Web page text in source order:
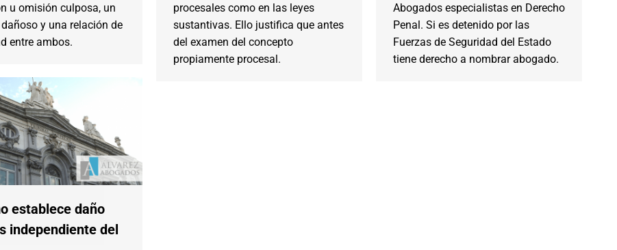
u omisión culposa, un
y una relación de
entre ambos.
procesales como en las leyes
sustantivas. Ello justifica que antes
del examen del concepto
propiamente procesal.
Abogados especialistas en Derecho
Penal. Si es detenido por las
Fuerzas de Seguridad del Estado
tiene derecho a nombrar abogado.
establece daño
independiente del